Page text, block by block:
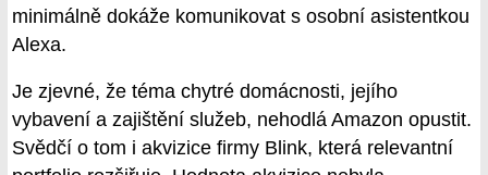
minimálně dokáže komunikovat s osobní asistentkou
Alexa.
Je zjevné, že téma chytré domácnosti, jejího
vybavení a zajištění služeb, nehodlá Amazon opustit.
Svědčí o tom i akvizice firmy Blink, která relevantní